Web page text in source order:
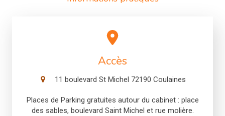
Accès
11 boulevard St Michel 72190 Coulaines
Places de Parking gratuites autour du cabinet : place
des sables, boulevard Saint Michel et rue molière.